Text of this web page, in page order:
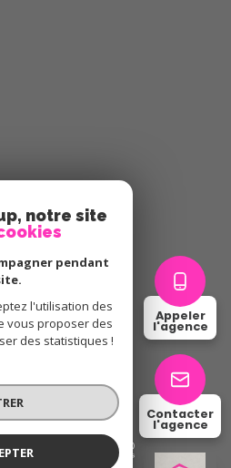
Appeler
l'agence
Contacter
l'agence
notre site
pendant
l'utilisation des
vous proposer des
des statistiques !